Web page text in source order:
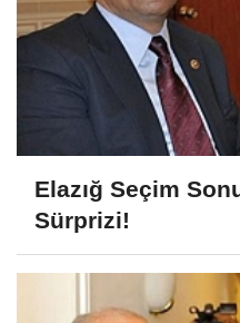
Elazığ Seçim
Sürprizi!